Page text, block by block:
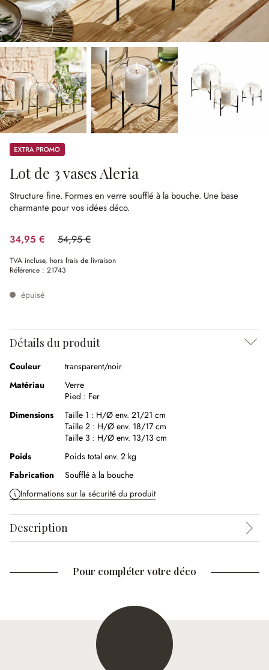
Promos
Lot de 3 vases Aleria
Structure fine. Formes en verre soufflé à la bouche. Une base
charmante pour vos idées déco.
34,95 € 54,95 €
(36.4%spared)
TVA incluse, hors frais de livraison
Référence : 21743
épuisé
Détails du produit
Couleur
transparent/noir
Matériau
Verre
Pied : Fer
Dimensions
Taille 1 : H/Ø env. 21/21 cm
Taille 2 : H/Ø env. 18/17 cm
Taille 3 : H/Ø env. 13/13 cm
Poids
Poids total env. 2 kg
Fabrication
Soufflé à la bouche
Informations sur la sécurité du produit
Description
Pour compléter votre déco